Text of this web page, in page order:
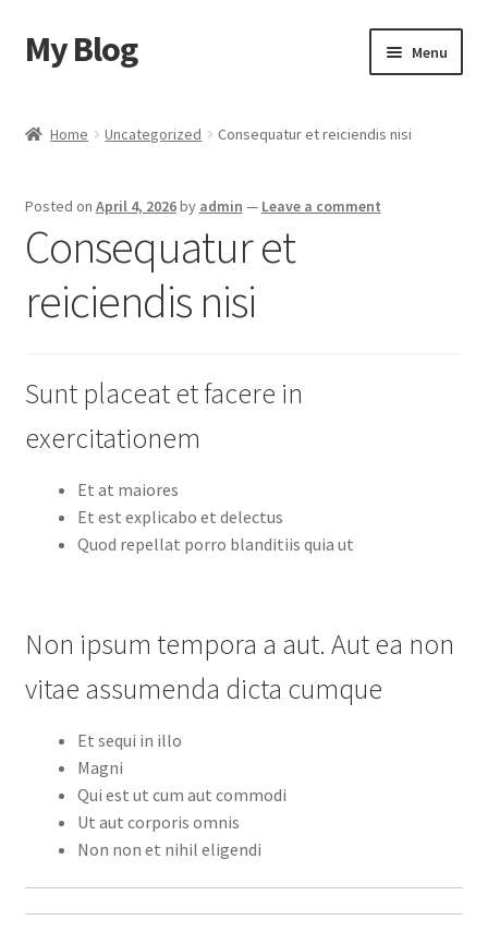
Skip
to
Skip
to
My Blog Menu
Checkout
Shop
Home Uncategorized Consequatur et reiciendis nisi
Posted on April 4, 2026by admin — Leave a comment
Consequatur et
reiciendis nisi
Sunt placeat et facere in
exercitationem
Et at maiores
Et est explicabo et delectus
Quod repellat porro blanditiis quia ut
Non ipsum tempora a aut. Aut ea non
vitae assumenda dicta cumque
Et sequi in illo
Magni
Qui est ut cum aut commodi
Ut aut corporis omnis
Non non et nihil eligendi